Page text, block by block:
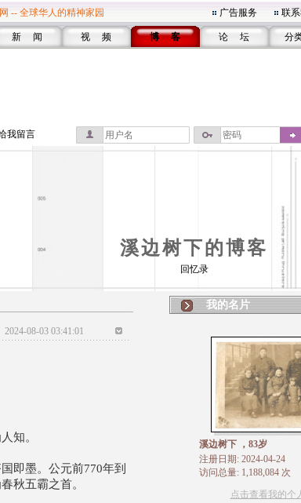
-- 全球华人的精神家园 广告服务 联
新 闻 视 频 博 客 论 坛 分
我留言
溪边树下的博客
回忆录
2024-08-03 03:41:01
知。
即墨。公元前770年到
秋五霸之首。
我的名片
溪边树下 ，83岁
注册日期: 2024-04-24
访问总量: 1,188,084 次
点击查看我的个